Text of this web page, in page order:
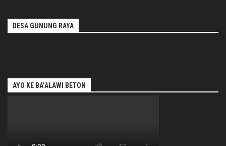
DESA GUNUNG RAYA
AYO KE BA’ALAWI BETON